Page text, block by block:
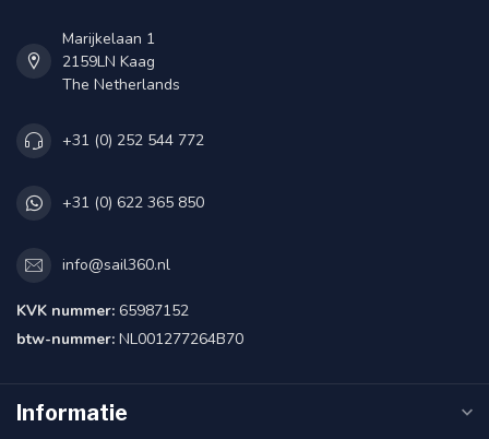
Marijkelaan 1
2159LN Kaag
The Netherlands
+31 (0) 252 544 772
+31 (0) 622 365 850
info@sail360.nl
KVK nummer: 65987152
btw-nummer: NL001277264B70
Informatie